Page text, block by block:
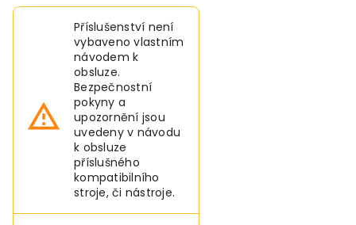
Příslušenství není
vybaveno vlastním
návodem k
obsluze.
Bezpečnostní
pokyny a
upozornění jsou
uvedeny v návodu
k obsluze
příslušného
kompatibilního
stroje, či nástroje.